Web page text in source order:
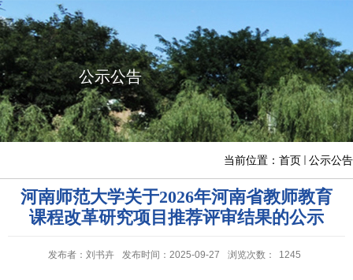
公示公告
当前位置： 首页 公示公告
河南师范大学关于2026年河南省教师教育
课程改革研究项目推荐评审结果的公示
发布者：刘书卉 发布时间：2025-09-27 浏览次数： 1245